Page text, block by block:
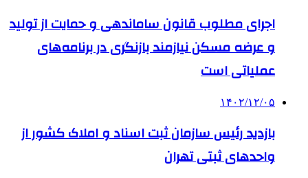
اجرای مطلوب قانون ساماندهی و حمایت از تولید
و عرضه مسکن نیازمند بازنگری در برنامه‌های
عملیاتی است
۱۴۰۲/۱۲/۰۵
بازدید رئیس سازمان ثبت اسناد و املاک کشور از
واحدهای ثبتی تهران